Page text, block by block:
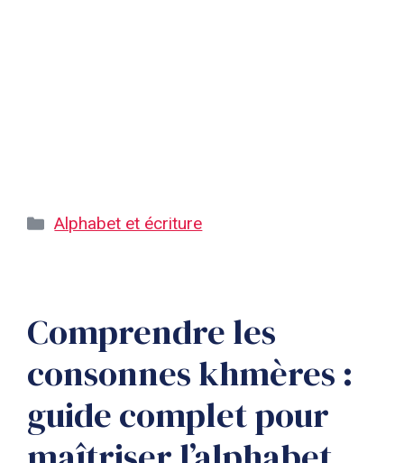
Catégories
Alphabet et écriture
Comprendre les
consonnes khmères :
guide complet pour